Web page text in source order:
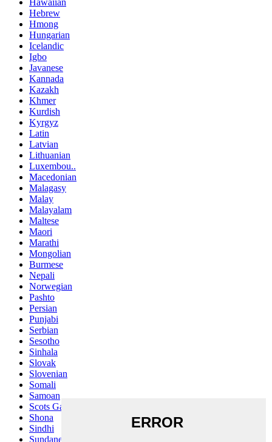
Hawaiian
Hebrew
Hmong
Hungarian
Icelandic
Igbo
Javanese
Kannada
Kazakh
Khmer
Kurdish
Kyrgyz
Latin
Latvian
Lithuanian
Luxembou..
Macedonian
Malagasy
Malay
Malayalam
Maltese
Maori
Marathi
Mongolian
Burmese
Nepali
Norwegian
Pashto
Persian
Punjabi
Serbian
Sesotho
Sinhala
Slovak
Slovenian
Somali
Samoan
Scots Gaelic
Shona
Sindhi
Sundanese